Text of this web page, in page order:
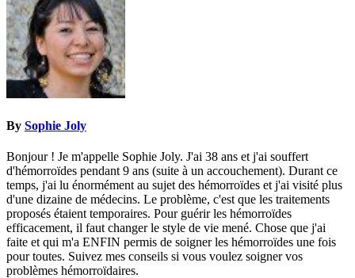
By Sophie Joly
Bonjour ! Je m'appelle Sophie Joly. J'ai 38 ans et j'ai souffert
d'hémorroïdes pendant 9 ans (suite à un accouchement). Durant ce
temps, j'ai lu énormément au sujet des hémorroïdes et j'ai visité plus
d'une dizaine de médecins. Le problème, c'est que les traitements
proposés étaient temporaires. Pour guérir les hémorroïdes
efficacement, il faut changer le style de vie mené. Chose que j'ai
faite et qui m'a ENFIN permis de soigner les hémorroïdes une fois
pour toutes. Suivez mes conseils si vous voulez soigner vos
problèmes hémorroïdaires.